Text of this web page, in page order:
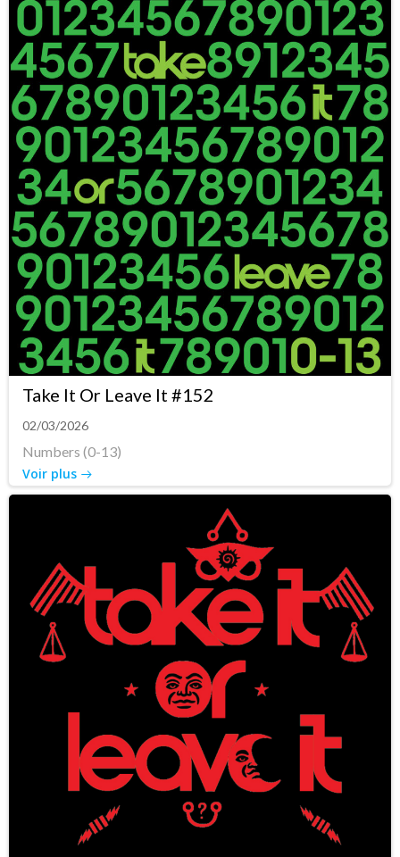
Take It Or Leave It #152
02/03/2026
Numbers (0-13)
Voir plus